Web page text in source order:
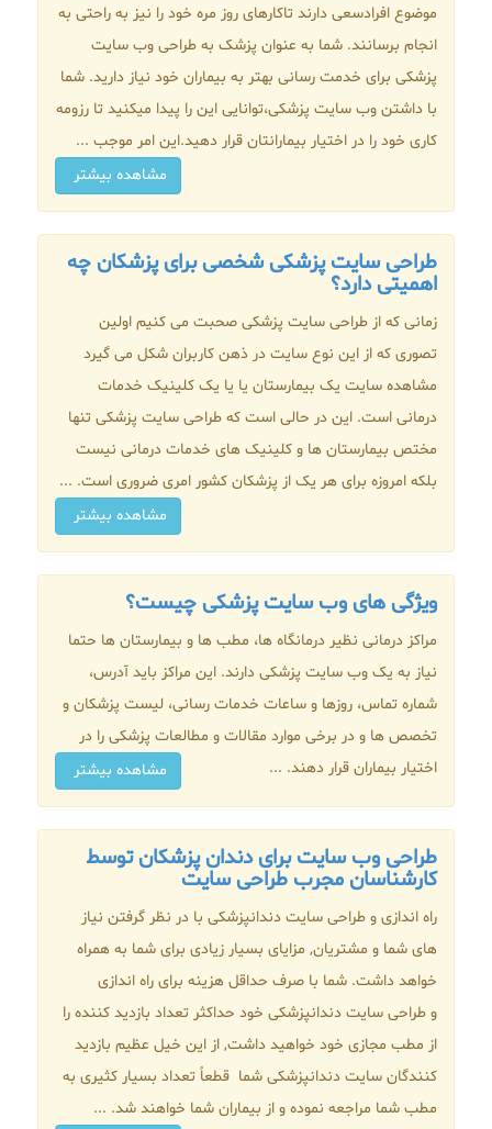
موضوع افرادسعی دارند تاکارهای روز مره خود را نیز به راحتی به
انجام برسانند. شما به عنوان پزشک به طراحی وب سایت
پزشکی برای خدمت رسانی بهتر به بیماران خود نیاز دارید. شما
با داشتن وب سایت پزشکی،توانایی این را پیدا میکنید تا رزومه
کاری خود را در اختیار بیمارانتان قرار دهید.این امر موجب ...
مشاهده بیشتر
طراحی سایت پزشکی شخصی برای پزشکان چه
اهمیتی دارد؟
زمانی که از طراحی سایت پزشکی صحبت می کنیم اولین
تصوری که از این نوع سایت در ذهن کاربران شکل می گیرد
مشاهده سایت یک بیمارستان یا یا یک کلینیک خدمات
درمانی است. این در حالی است که طراحی سایت پزشکی تنها
مختص بیمارستان ها و کلینیک های خدمات درمانی نیست
بلکه امروزه برای هر یک از پزشکان کشور امری ضروری است. ...
مشاهده بیشتر
ویژگی های وب سایت پزشکی چیست؟
مراکز درمانی نظیر درمانگاه ها، مطب ها و بیمارستان ها حتما
نیاز به یک وب سایت پزشکی دارند. این مراکز باید آدرس،
شماره تماس، روزها و ساعات خدمات رسانی، لیست پزشکان و
تخصص ها و در برخی موارد مقالات و مطالعات پزشکی را در
اختیار بیماران قرار دهند. ...
مشاهده بیشتر
طراحی وب سایت برای دندان پزشکان توسط
کارشناسان مجرب طراحی سایت
راه اندازی و طراحی سایت دندانپزشکی با در نظر گرفتن نیاز
های شما و مشتریان, مزایای بسیار زیادی برای شما به همراه
خواهد داشت. شما با صرف حداقل هزینه برای راه اندازی
و طراحی سایت دندانپزشکی خود حداکثر تعداد بازدید کننده را
از مطب مجازی خود خواهید داشت, از این خیل عظیم بازدید
کنندگان سایت دندانپزشکی شما قطعاً تعداد بسیار کثیری به
مطب شما مراجعه نموده و از بیماران شما خواهند شد. ...